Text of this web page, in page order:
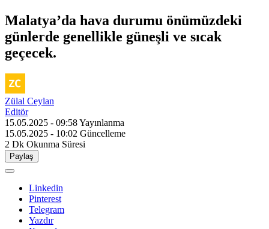
Malatya’da hava durumu önümüzdeki
günlerde genellikle güneşli ve sıcak
geçecek.
Zülal Ceylan
Editör
15.05.2025 - 09:58Yayınlanma
15.05.2025 - 10:02 Güncelleme
2 Dk Okunma Süresi
Paylaş
Linkedin
Pinterest
Telegram
Yazdır